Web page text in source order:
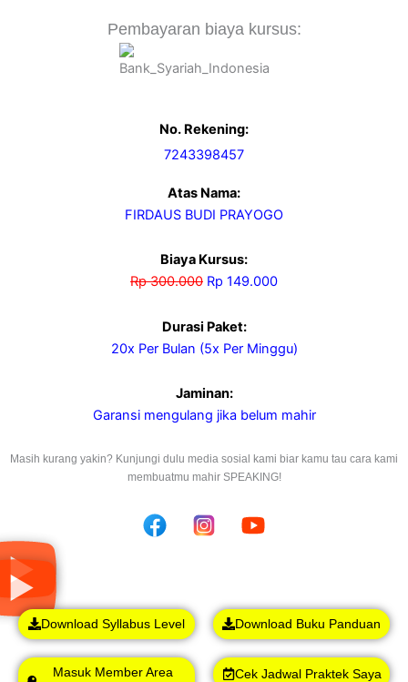
Pembayaran biaya kursus:
No. Rekening:
7243398457
Atas Nama:
FIRDAUS BUDI PRAYOGO
Biaya Kursus:
Rp 300.000 Rp 149.000
Durasi Paket:
20x Per Bulan (5x Per Minggu)
Jaminan:
Garansi mengulang jika belum mahir
Masih kurang yakin? Kunjungi dulu media sosial kami biar kamu tau cara kami
membuatmu mahir SPEAKING!
Download Syllabus Level Download Buku Panduan
Masuk Member Area
Cek Jadwal Praktek Saya